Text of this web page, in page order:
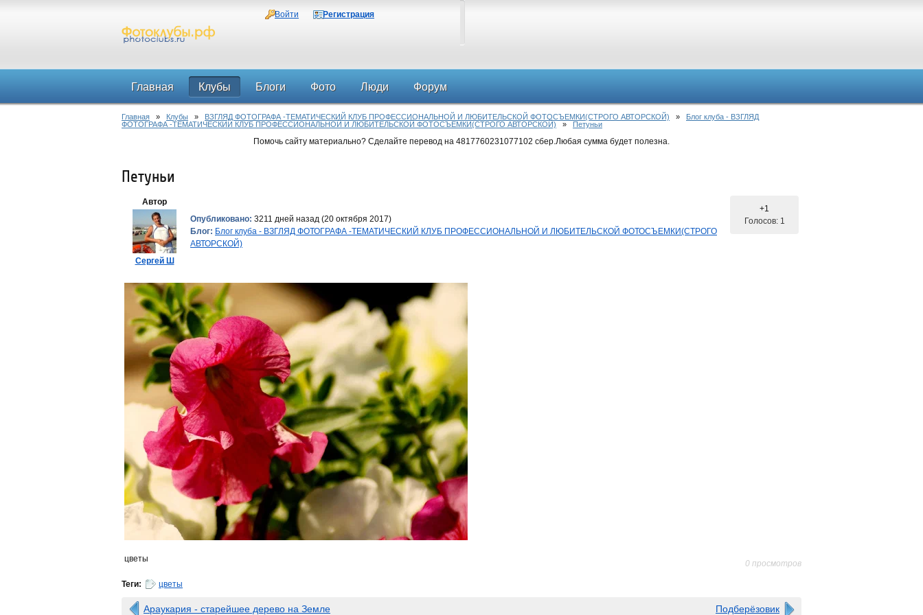
Войти Регистрация
Главная Клубы Блоги Фото Люди Форум
Главная » Клубы » ВЗГЛЯД ФОТОГРАФА -ТЕМАТИЧЕСКИЙ КЛУБ ПРОФЕССИОНАЛЬНОЙ И ЛЮБИТЕЛЬСКОЙ ФОТОСЪЕМКИ(СТРОГО АВТОРСКОЙ) » Блог клуба - ВЗГЛЯД
ФОТОГРАФА -ТЕМАТИЧЕСКИЙ КЛУБ ПРОФЕССИОНАЛЬНОЙ И ЛЮБИТЕЛЬСКОЙ ФОТОСЪЕМКИ(СТРОГО АВТОРСКОЙ) » Петуньи
Помочь сайту материально? Сделайте перевод на 4817760231077102 сбер.Любая сумма будет полезна.
Петуньи
Автор
Сергей Ш
Опубликовано: 3211 дней назад (20 октября 2017)
Блог: Блог клуба - ВЗГЛЯД ФОТОГРАФА -ТЕМАТИЧЕСКИЙ КЛУБ ПРОФЕССИОНАЛЬНОЙ И ЛЮБИТЕЛЬСКОЙ ФОТОСЪЕМКИ(СТРОГО
АВТОРСКОЙ)
+1
Голосов: 1
цветы 0 просмотров
Теги: цветы
Араукария - старейшее дерево на Земле Подберёзовик